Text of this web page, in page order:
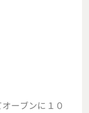
ーブンに１０